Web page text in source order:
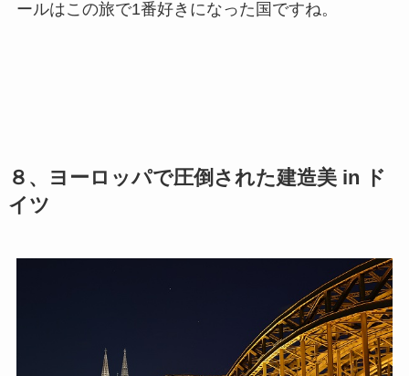
ールはこの旅で1番好きになった国ですね。
８、ヨーロッパで圧倒された建造美 in ド
イツ